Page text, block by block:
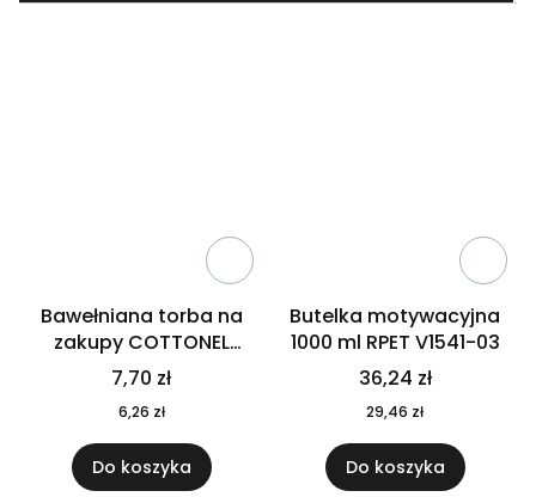
Bawełniana torba na
zakupy COTTONEL
COLOUR++ MO9846-11
7,70 zł
6,26 zł
Do koszyka
Butelka motywacyjna
1000 ml RPET V1541-03
36,24 zł
29,46 zł
Do koszyka